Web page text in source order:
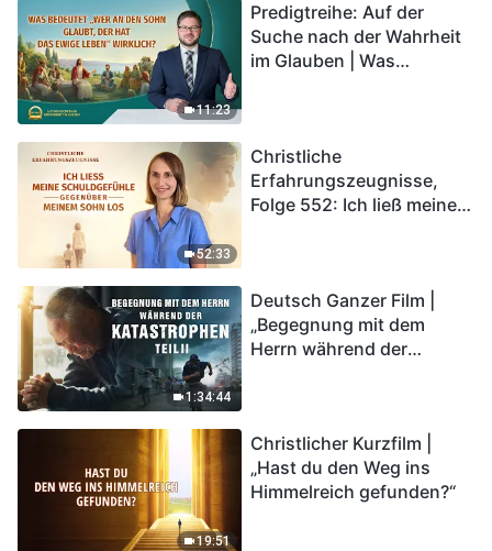
11:23
Predigtreihe: Auf der
Suche nach der Wahrheit
im Glauben | Was
52:33
Christliche
Erfahrungszeugnisse,
Folge 552: Ich ließ meine
1:34:44
Deutsch Ganzer Film |
„Begegnung mit dem
Herrn während der
in das Königreich Gottes
eintreten?
19:51
Christlicher Kurzfilm |
„Hast du den Weg ins
Himmelreich gefunden?“